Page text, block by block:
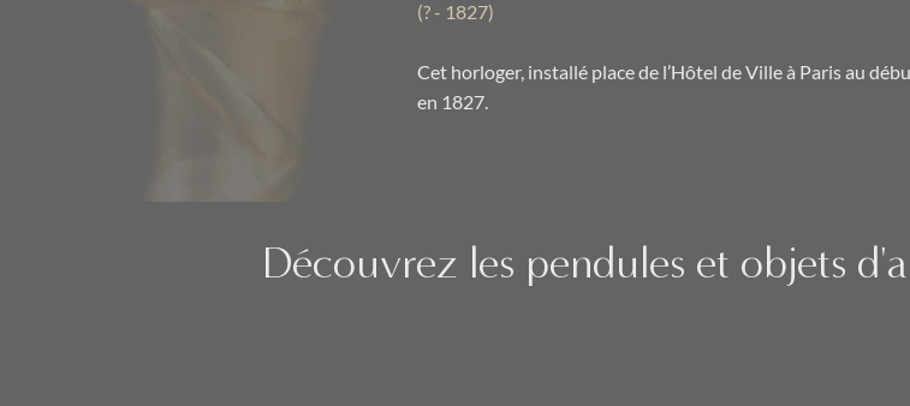
(? - 1827)
Cet horloger, installé place de l’Hôtel de Ville à Paris au
en 1827.
Découvrez les pendules et objets